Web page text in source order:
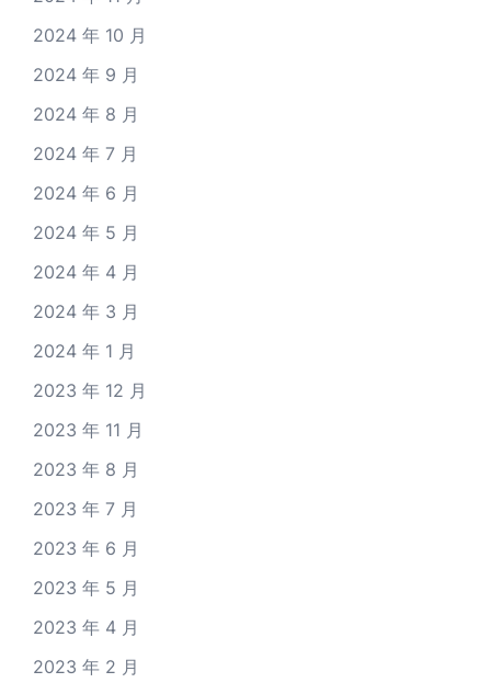
2024 年 10 月
2024 年 9 月
2024 年 8 月
2024 年 7 月
2024 年 6 月
2024 年 5 月
2024 年 4 月
2024 年 3 月
2024 年 1 月
2023 年 12 月
2023 年 11 月
2023 年 8 月
2023 年 7 月
2023 年 6 月
2023 年 5 月
2023 年 4 月
2023 年 2 月